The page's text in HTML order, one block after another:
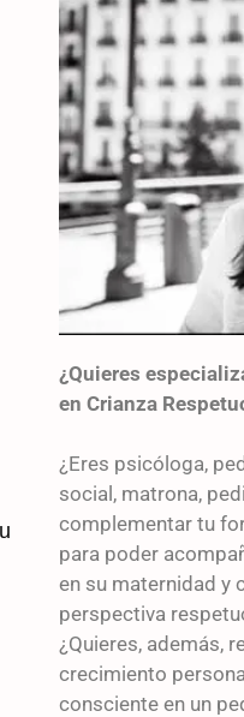
¿Quieres
en Crianza
¿Eres psicóloga,
social, matrona,
complementar tu
para poder
en su maternidad y
perspectiva
¿Quieres, además,
crecimiento
consciente en un